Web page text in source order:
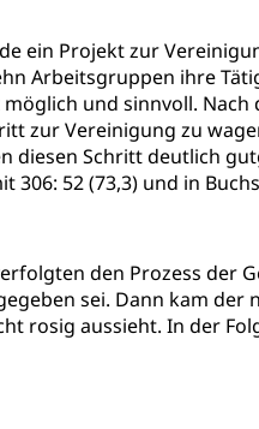
ein Projekt zur
Arbeitsgruppen ihre
und sinnvoll.
zur Vereinigung zu
diesen Schritt deutlich
306: 52 (73,3) und in
den Prozess der
sei. Dann kam
rosig aussieht. In der
Unfallverhütung,
Kantonales
Gesundheitsversorgung
Sozialpolitik,
Sozialhilfe
(gruezi.lu.ch)
(Dienststelle)
(WAS Luzern)
Suchtmittel,
Luzern
Spital, Pflegeinitiative,